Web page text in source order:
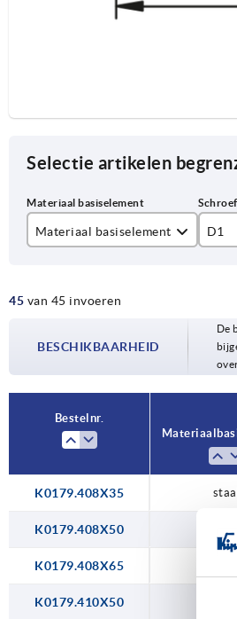
Selectie artikelen
Materiaal basiselement
staal
D1
M12
45 van 45 invoeren
BESCHIKBAARHEID
De
Bestelnr.
Materiaal
K0179.408X35 staal
K0179.408X50 staal
K0179.408X65
K0179.410X50